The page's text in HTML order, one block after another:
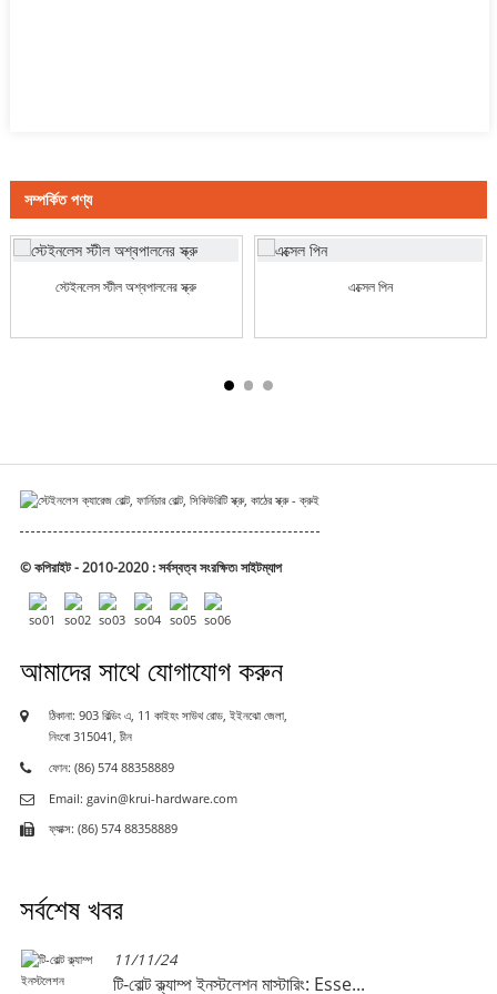
সম্পর্কিত পণ্য
স্টেইনলেস স্টীল অশ্বপালনের স্ক্রু এক্সেল পিন
© কপিরাইট - 2010-2020 : সর্বস্বত্ব সংরক্ষিত৷ সাইটম্যাপ
আমাদের সাথে যোগাযোগ করুন
ঠিকানা: 903 বিল্ডিং এ, 11 কাইহং সাউথ রোড, ইইনঝো জেলা,
নিংবো 315041, চীন
ফোন: (86) 574 88358889
Email: gavin@krui-hardware.com
ফ্যাক্স: (86) 574 88358889
সর্বশেষ খবর
11/11/24
টি-বোল্ট ক্ল্যাম্প ইনস্টলেশন মাস্টারিং: Esse...